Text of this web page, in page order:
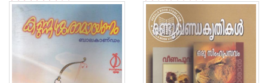
5
4
3
2
1 5
4
3
2
1